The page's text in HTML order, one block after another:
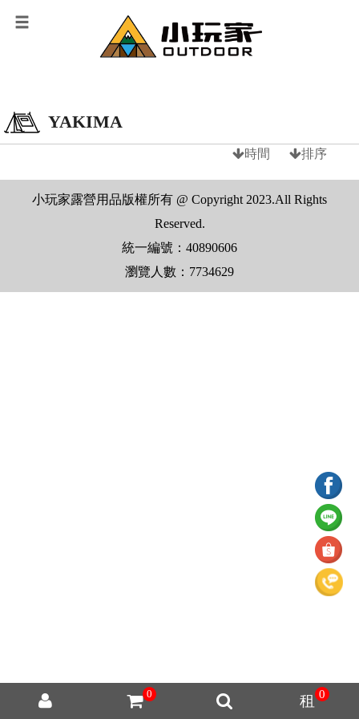
租 0
0
YAKIMA
時間 排序
小玩家露營用品版權所有 @ Copyright 2023.All Rights
Reserved.
統一編號：40890606
瀏覽人數：7734629